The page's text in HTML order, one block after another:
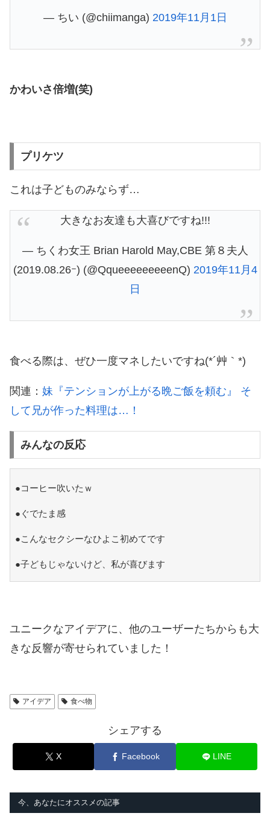
— ちい (@chiimanga) 2019年11月1日
かわいさ倍増(笑)
プリケツ
これは子どものみならず…
大きなお友達も大喜びですね!!!
— ちくわ女王 Brian Harold May,CBE 第８夫人
(2019.08.26ｰ) (@QqueeeeeeeeenQ) 2019年11月4
日
食べる際は、ぜひ一度マネしたいですね(*´艸｀*)
関連： 妹『テンションが上がる晩ご飯を頼む』 そ
して兄が作った料理は…！
みんなの反応
●コーヒー吹いたｗ
●ぐでたま感
●こんなセクシーなひよこ初めてです
●子どもじゃないけど、私が喜びます
ユニークなアイデアに、他のユーザーたちからも大
きな反響が寄せられていました！
アイデア 食べ物
シェアする
X Facebook LINE
今、あなたにオススメの記事